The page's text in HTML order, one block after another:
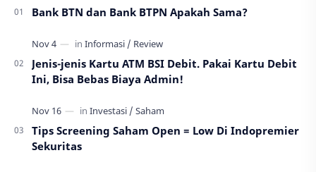
Bank BTN dan Bank BTPN Apakah Sama?
Jenis-jenis Kartu ATM BSI Debit. Pakai Kartu Debit
Ini, Bisa Bebas Biaya Admin!
Tips Screening Saham Open = Low Di Indopremier
Sekuritas